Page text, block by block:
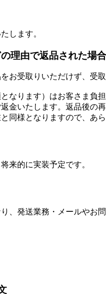
します。
理由で返品された場合
お受取りいただけず、受
なります）はお客さま負担
金いたします。返品後の再
同様となりますので、あ
来的に実装予定です。
、発送業務・メールやお